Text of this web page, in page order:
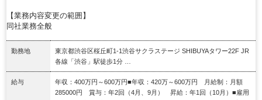
【業務内容変更の範囲】
同社業務全般
勤務地
東京都渋谷区桜丘町1‐1渋谷サクラステージ SHIBUYAタワー22F JR
各線「渋谷」駅徒歩1分 …
給与
年収：400万円～600万円■年収：420万～600万円 月給制：月額
285000円 賞与：年2回（4月、9月） 昇給：年1回（10月）■雇用